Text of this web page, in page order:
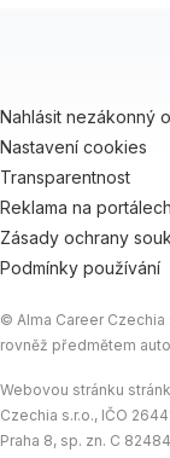
Nahlásit nezákonný
Nastavení cookies
Transparentnost
Reklama na
Zásady ochrany
Podmínky používání
© Alma Career
rovněž předmětem
Webovou stránku
Czechia s.r.o., IČO
Praha 8, sp. zn. C